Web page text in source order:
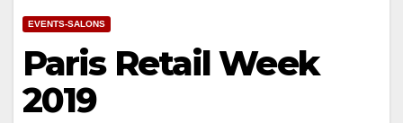
EVENTS-SALONS
Paris Retail Week
2019